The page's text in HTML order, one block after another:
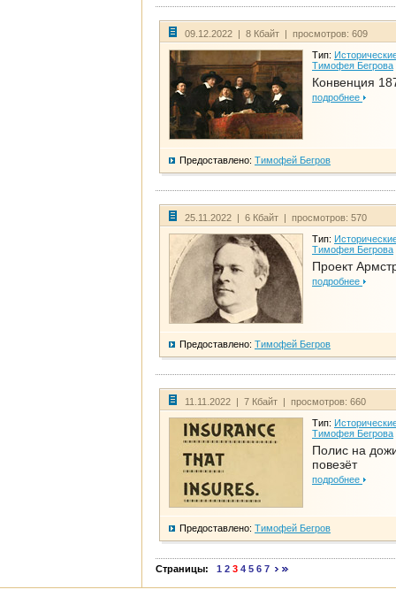
09.12.2022 | 8 Кбайт | просмотров: 609
Тип:
Тимофея Бегрова
Конвенция
подробнее
Предоставлено: Тимофей Бегров
25.11.2022 | 6 Кбайт | просмотров: 570
Тип:
Тимофея Бегрова
Проект
подробнее
Предоставлено: Тимофей Бегров
11.11.2022 | 7 Кбайт | просмотров: 660
Тип:
Тимофея Бегрова
Полис на
повезёт
подробнее
Предоставлено: Тимофей Бегров
Страницы: 1 2 3 4 5 6 7